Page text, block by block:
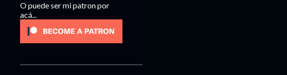
O puede ser mi patron por
acá...